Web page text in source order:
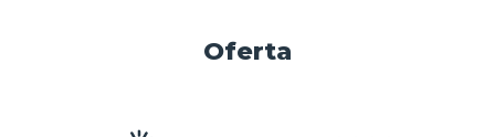
Oferta